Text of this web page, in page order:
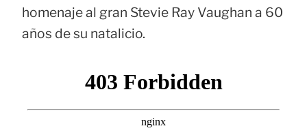
homenaje al gran Stevie Ray Vaughan a 60
años de su natalicio.